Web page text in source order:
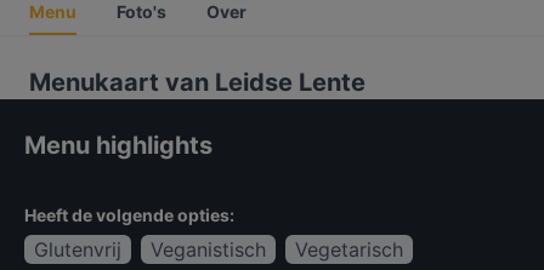
Menu Foto's Over
Menukaart van Leidse Lente
Menu highlights
Heeft de volgende opties:
Glutenvrij Veganistisch Vegetarisch